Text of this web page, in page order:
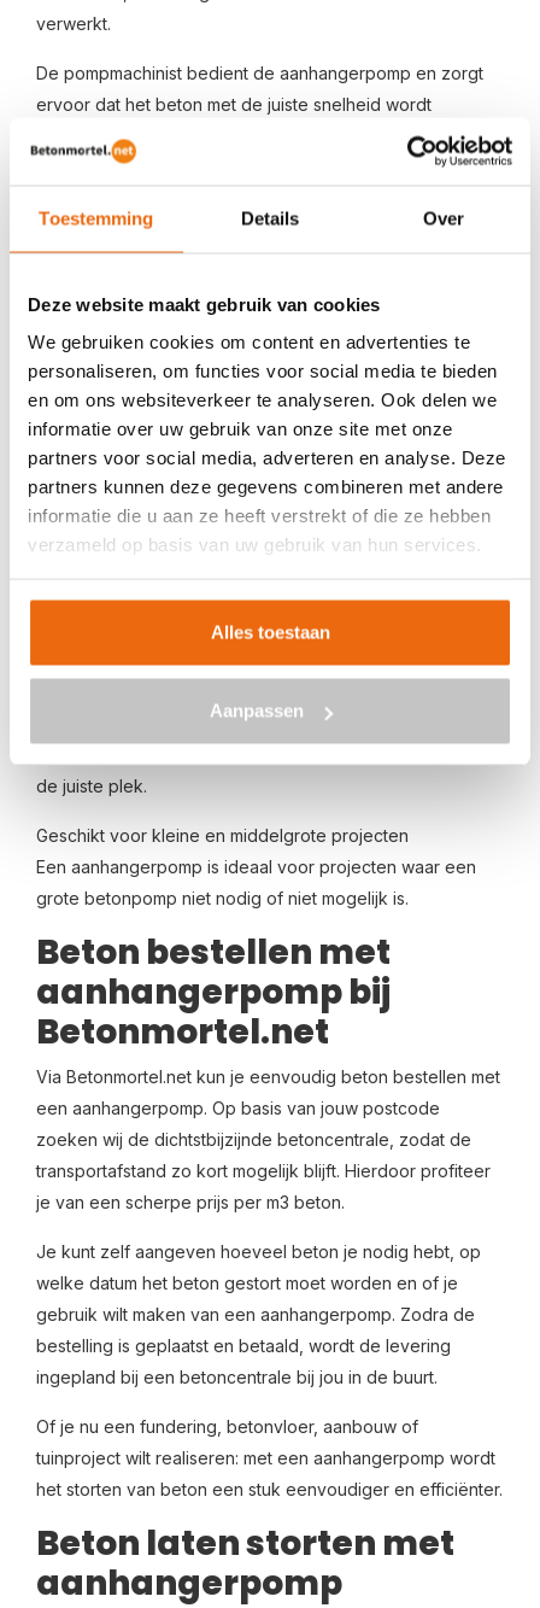
Toestemming Details Over
Deze website maakt gebruik van cookies
We gebruiken cookies om content en advertenties te
personaliseren, om functies voor social media te bieden
en om ons websiteverkeer te analyseren. Ook delen we
informatie over uw gebruik van onze site met onze
partners voor social media, adverteren en analyse. Deze
partners kunnen deze gegevens combineren met andere
informatie die u aan ze heeft verstrekt of die ze hebben
verzameld op basis van uw gebruik van hun services.
Alles toestaan
Aanpassen
verwerkt.
De pompmachinist bedient de aanhangerpomp en zorgt
ervoor dat het beton met de juiste snelheid wordt
aanhangerpomp
biedt verschillende voordelen.
Sneller werken
Doordat het beton direct naar de stortlocatie wordt
gepompt, bespaar je veel tijd ten opzichte van werken
met kruiwagens.
Betere bereikbaarheid
plekken worden gestort.
Het transport van beton gebeurt volledig via de pomp,
waardoor zwaar handmatig werk wordt beperkt.
de juiste plek.
Geschikt voor kleine en middelgrote projecten
Een aanhangerpomp is ideaal voor projecten waar een
grote betonpomp niet nodig of niet mogelijk is.
Beton bestellen met
aanhangerpomp bij
Betonmortel.net
Via Betonmortel.net kun je eenvoudig beton bestellen met
een aanhangerpomp. Op basis van jouw postcode
zoeken wij de dichtstbijzijnde betoncentrale, zodat de
transportafstand zo kort mogelijk blijft. Hierdoor profiteer
je van een scherpe prijs per m3 beton.
Je kunt zelf aangeven hoeveel beton je nodig hebt, op
welke datum het beton gestort moet worden en of je
gebruik wilt maken van een aanhangerpomp. Zodra de
bestelling is geplaatst en betaald, wordt de levering
ingepland bij een betoncentrale bij jou in de buurt.
Of je nu een fundering, betonvloer, aanbouw of
tuinproject wilt realiseren: met een aanhangerpomp wordt
het storten van beton een stuk eenvoudiger en efficiënter.
Beton laten storten met
aanhangerpomp